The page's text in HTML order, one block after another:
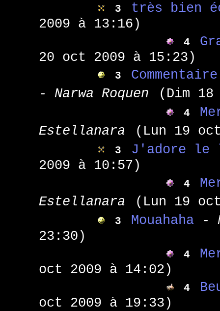
3
très bien
2009 à 13:16)
4
20 oct 2009 à 15:23)
3
- Narwa Roquen
(Dim
4
Estellanara
(Lun 19
3
J'adore le
2009 à 10:57)
4
Estellanara
(Lun 19
3 Mouahaha
-
23:30)
4
oct 2009 à 14:02)
4
oct 2009 à 19:33)